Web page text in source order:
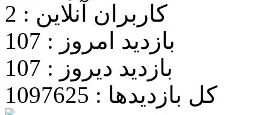
کاربران آنلاین : 2
بازدید امروز : 107
بازدید دیروز : 107
کل بازدیدها : 1097625